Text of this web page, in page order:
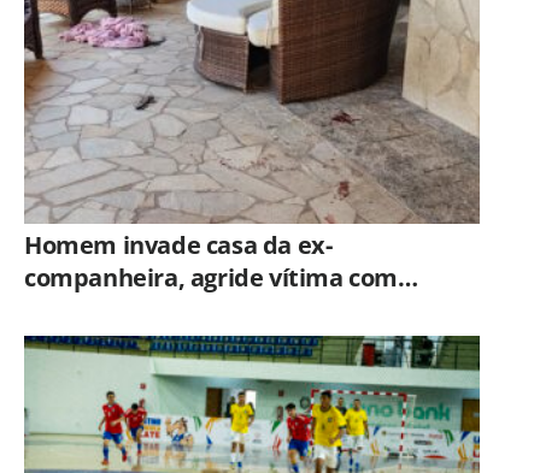
Homem invade casa da ex-
companheira, agride vítima com
GCM de Limeira